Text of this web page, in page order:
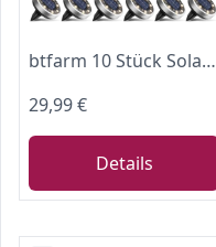
btfarm 10 Stück Solar Bodenleuchten Aussen, 8 LED Gartenbeleuchtung Solar Wasserdicht Boden Solarleuchten, Solarlampen für Außen Garten Rasen Auffahrt Gehweg Patio, Warmes Weiß
29,99 €
Details